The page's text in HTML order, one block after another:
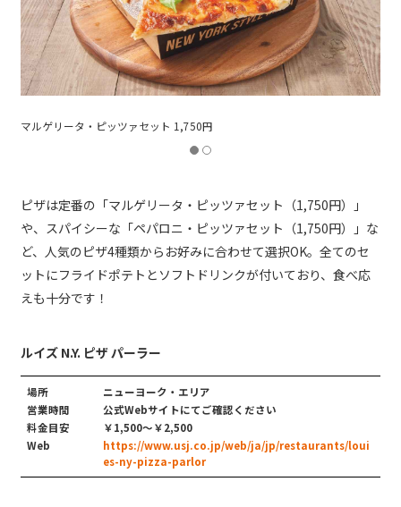
ペパロニ・ピッツァセット 1,750円
ピザは定番の「マルゲリータ・ピッツァセット（1,750円）」
や、スパイシーな「ペパロニ・ピッツァセット（1,750円）」な
ど、人気のピザ4種類からお好みに合わせて選択OK。全てのセ
ットにフライドポテトとソフトドリンクが付いており、食べ応
えも十分です！
ルイズ N.Y. ピザ パーラー
場所
ニューヨーク・エリア
営業時間
公式Webサイトにてご確認ください
料金目安
￥1,500〜￥2,500
Web
https://www.usj.co.jp/web/ja/jp/restaurants/loui
es-ny-pizza-parlor